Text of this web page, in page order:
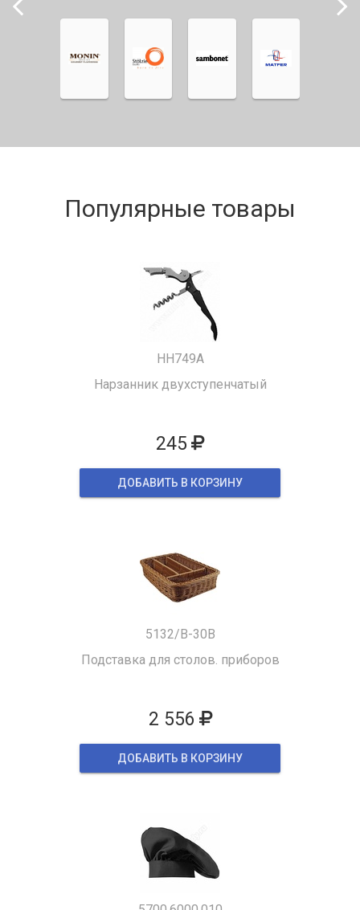
Популярные товары
HH749A
Нарзанник двухступенчатый
245
ДОБАВИТЬ В КОРЗИНУ
5132/B-30B
Подставка для столов. приборов
2 556
ДОБАВИТЬ В КОРЗИНУ